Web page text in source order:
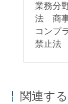
業務分
法 商
コンプ
禁止法
関連す